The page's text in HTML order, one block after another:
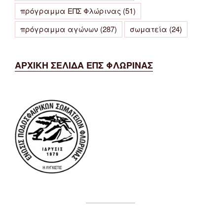
πρόγραμμα ΕΠΣ Φλώρινας (51)
πρόγραμμα αγώνων (287) σωματεία (24)
ΑΡΧΙΚΗ ΣΕΛΙΔΑ ΕΠΣ ΦΛΩΡΙΝΑΣ